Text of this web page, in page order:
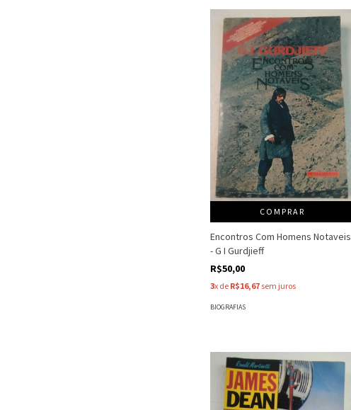
COMPRAR
Encontros Com Homens Notaveis
- G I Gurdjieff
R$50,00
3x de R$16,67 sem juros
BIOGRAFIAS